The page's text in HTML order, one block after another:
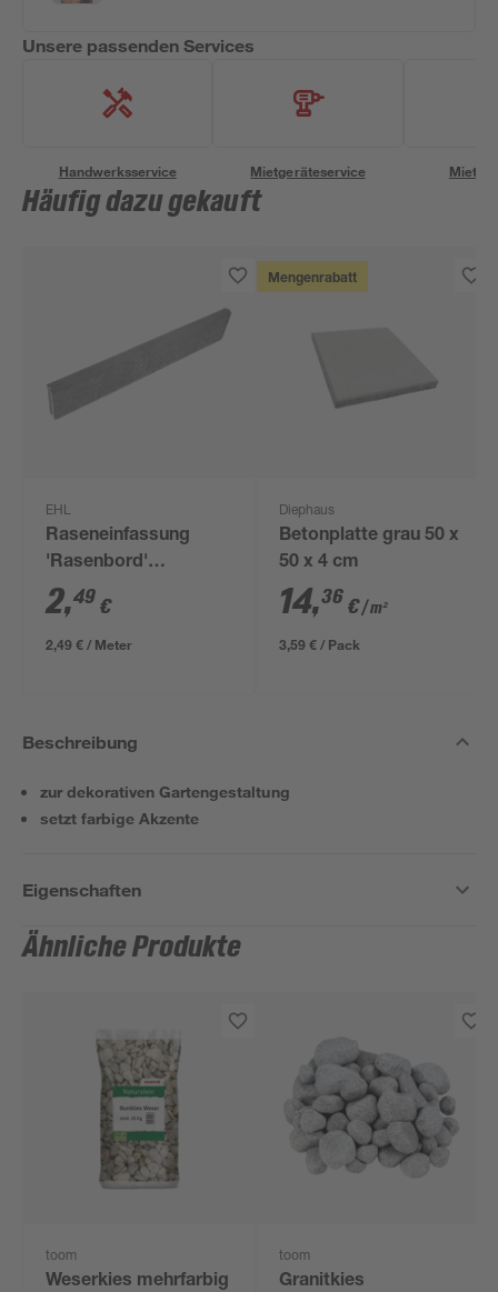
Unsere passenden Services
Handwerksservice Mietgeräteservice
Häufig dazu gekauft
EHL
Raseneinfassung
'Rasenbord'
beidseitig abgerundet
5 x 25 x 100 cm grau
2,49 €
2,49 € / Meter
Mengenrabatt
Diephaus
Betonplatte grau 50 x
50 x 4 cm
14,36 €/ m²
3,59 € / Pack
Beschreibung
zur dekorativen Gartengestaltung
setzt farbige Akzente
Eigenschaften
Ähnliche Produkte
toom
Weserkies mehrfarbig
toom
Granitkies